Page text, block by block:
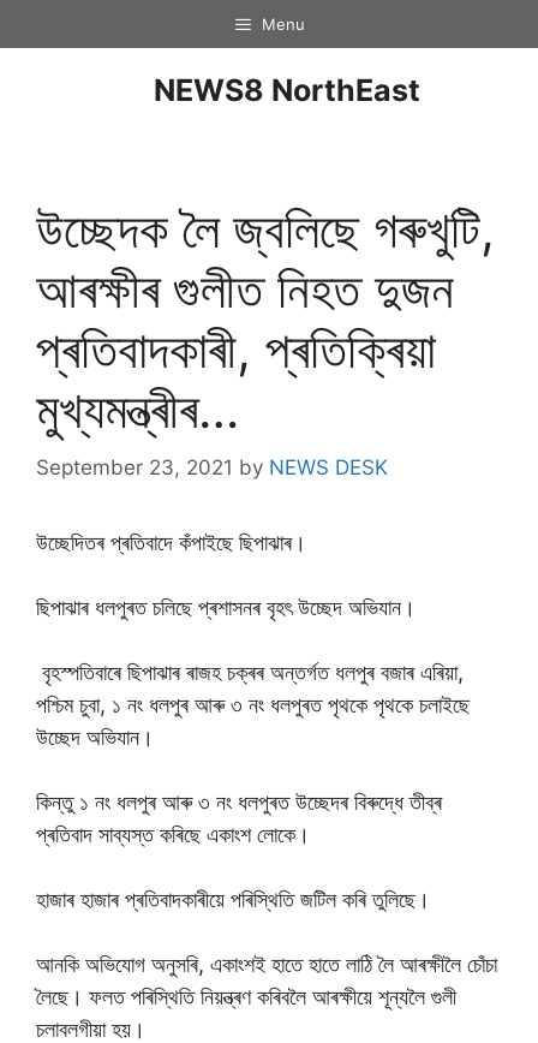
Menu
NEWS8 NorthEast
উচ্ছেদক লৈ জ্বলিছে গৰুখুটি,
আৰক্ষীৰ গুলীত নিহত দুজন
প্ৰতিবাদকাৰী, প্ৰতিক্ৰিয়া
মুখ্যমন্ত্ৰীৰ…
September 23, 2021 by NEWS DESK
উচ্ছেদিতৰ প্ৰতিবাদে কঁপাইছে ছিপাঝাৰ।
ছিপাঝাৰ ধলপুৰত চলিছে প্ৰশাসনৰ বৃহৎ উচ্ছেদ অভিযান।
বৃহস্পতিবাৰে ছিপাঝাৰ ৰাজহ চক্ৰৰ অন্তৰ্গত ধলপুৰ বজাৰ এৰিয়া,
পশ্চিম চুবা, ১ নং ধলপুৰ আৰু ৩ নং ধলপুৰত পৃথকে পৃথকে চলাইছে
উচ্ছেদ অভিযান।
কিন্তু ১ নং ধলপুৰ আৰু ৩ নং ধলপুৰত উচ্ছেদৰ বিৰুদ্ধে তীব্ৰ
প্ৰতিবাদ সাব্যস্ত কৰিছে একাংশ লোকে।
হাজাৰ হাজাৰ প্ৰতিবাদকাৰীয়ে পৰিস্থিতি জটিল কৰি তুলিছে।
আনকি অভিযোগ অনুসৰি, একাংশই হাতে হাতে লাঠি লৈ আৰক্ষীলৈ চোঁচা
লৈছে। ফলত পৰিস্থিতি নিয়ন্ত্ৰণ কৰিবলৈ আৰক্ষীয়ে শূন্যলৈ গুলী
চলাবলগীয়া হয়।